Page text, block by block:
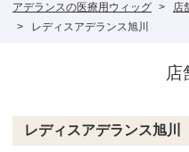
アデランスの医療用ウィッグ 店
レディスアデランス旭川
店
レディスアデランス旭川